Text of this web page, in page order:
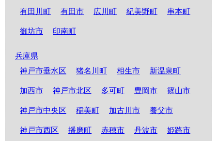
有田川町 有田市 広川町 紀美野町 串本町
御坊市 印南町
兵庫県
神戸市垂水区
猪名川町 相生市 新温泉町
加西市 神戸市北区 多可町 豊岡市 篠山市
神戸市中央区 稲美町 加古川市 養父市
神戸市西区 播磨町 赤穂市 丹波市 姫路市